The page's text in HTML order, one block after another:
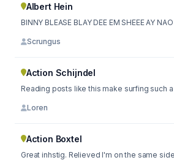
Albert Hein
BINNY BLEASE BLAY DEE EM SHEEE AY NAO
Scrungus
Action Schijndel
Reading posts like this make surfing such
Loren
Action Boxtel
Great inhstig. Relieved I'm on the same